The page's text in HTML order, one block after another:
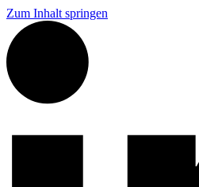
Zum Inhalt springen